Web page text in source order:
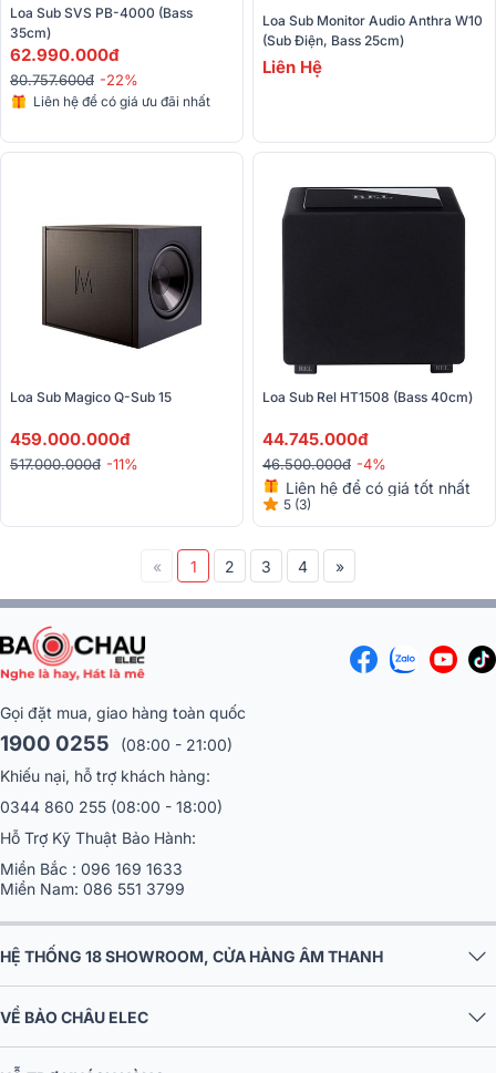
Loa Sub SVS PB-4000 (Bass
35cm)
62.990.000đ
80.757.600đ -22%
Liên hệ để có giá ưu đãi nhất
Loa Sub Monitor Audio Anthra W10
(sub Điện, Bass 25cm)
Liên Hệ
Loa Sub Magico Q-Sub 15
459.000.000đ
517.000.000đ -11%
Loa Sub Rel HT1508 (bass 40cm)
44.745.000đ
46.500.000đ -4%
Liên hệ để có giá tốt nhất
5 (3)
« 1 2 3 4 »
Gọi đặt mua, giao hàng toàn quốc
1900 0255
(08:00 - 21:00)
Khiếu nại, hỗ trợ khách hàng:
0344 860 255 (08:00 - 18:00)
Hỗ Trợ Kỹ Thuật Bảo Hành:
Miền Bắc : 096 169 1633
Miền Nam: 086 551 3799
HỆ THỐNG 18 SHOWROOM, CỬA HÀNG ÂM THANH
VỀ BẢO CHÂU ELEC